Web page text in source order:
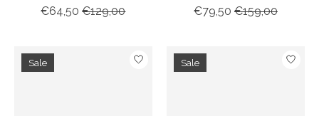
€64,50 €129,00
€79,50 €159,00
Sale Sale